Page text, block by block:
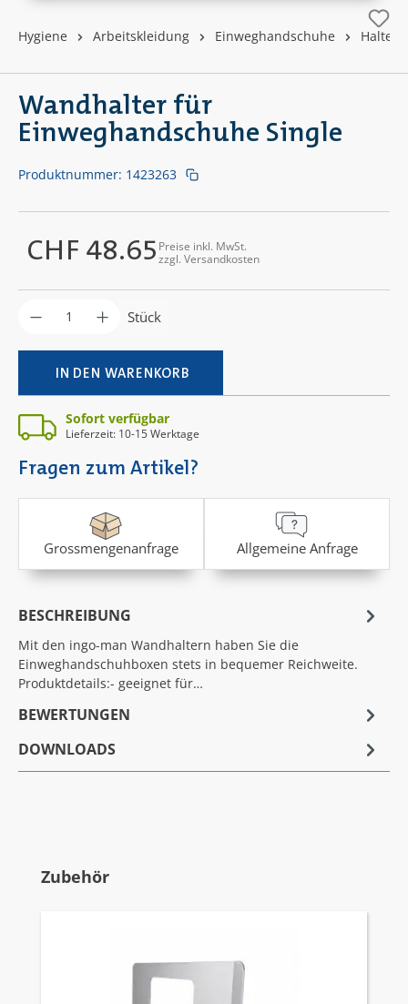
Hygiene Arbeitskleidung Einweghandschuhe
Wandhalter für
Einweghandschuhe Single
Regulärer Preis:
CHF 48.65 Preise inkl. MwSt.
zzgl. Versandkosten
Produkt Anzahl: Gib den gewünschten
Stück
IN DEN WARENKORB
Sofort verfügbar
Lieferzeit: 10-15 Werktage
Produktnummer: 1423263
Fragen zum Artikel?
Grossmengenanfrage Allgemeine Anfrage
BESCHREIBUNG
Mit den ingo-man Wandhaltern haben Sie die
Einweghandschuhboxen stets in bequemer Reichweite.
Produktdetails:- geeignet für…
BEWERTUNGEN
DOWNLOADS
Produktgalerie überspringen
Zubehör